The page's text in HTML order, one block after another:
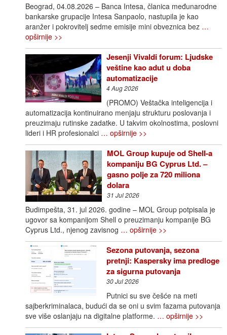
Beograd, 04.08.2026 – Banca Intesa, članica međunarodne
bankarske grupacije Intesa Sanpaolo, nastupila je kao
aranžer i pokrovitelj sedme emisije mini obveznica bez …
opširnije >>
Jesenji Vivaldi forum: Ljudske
veštine kao adut u doba
automatizacije
4 Aug 2026
(PROMO) Veštačka inteligencija i
automatizacija kontinuirano menjaju strukturu poslovanja i
preuzimaju rutinske zadatke. U takvim okolnostima, poslovni
lideri i HR profesionalci … opširnije >>
MOL Group kupuje od Shell-a
kompaniju BG Cyprus Ltd. –
gasno polje za 720 miliona
dolara
31 Jul 2026
Budimpešta, 31. jul 2026. godine – MOL Group potpisala je
ugovor sa kompanijom Shell o preuzimanju kompanije BG
Cyprus Ltd., njenog zavisnog … opširnije >>
Sezona putovanja, sezona
pretnji: Kaspersky ima predloge
za sigurna putovanja
30 Jul 2026
Putnici su sve češće na meti
sajberkriminalaca, budući da se oni u svim fazama putovanja
sve više oslanjaju na digitalne platforme. … opširnije >>